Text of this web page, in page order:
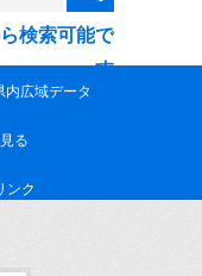
検索可能で
す
内広域データ
る
ンク